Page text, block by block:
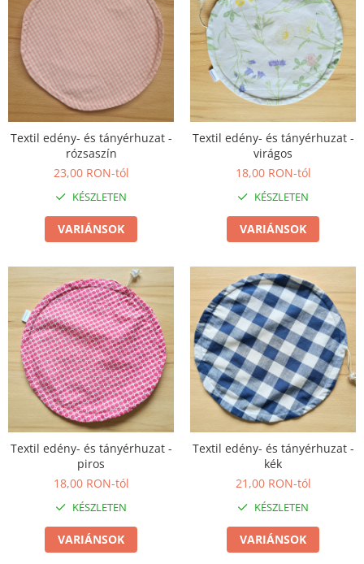
Textil edény- és tányérhuzat -
rózsaszín
23,00 RON-tól
KÉSZLETEN
VARIÁNSOK
Textil edény- és tányérhuzat -
virágos
18,00 RON-tól
KÉSZLETEN
VARIÁNSOK
Textil edény- és tányérhuzat -
piros
18,00 RON-tól
KÉSZLETEN
VARIÁNSOK
Textil edény- és tányérhuzat -
kék
21,00 RON-tól
KÉSZLETEN
VARIÁNSOK